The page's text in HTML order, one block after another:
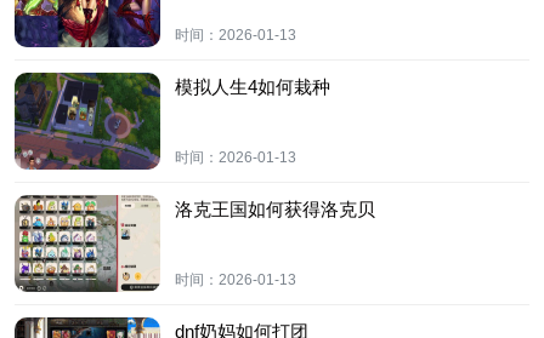
时间： 2026-01-13
模拟人生4如何栽种
时间： 2026-01-13
洛克王国如何获得洛克贝
时间： 2026-01-13
dnf奶妈如何打团